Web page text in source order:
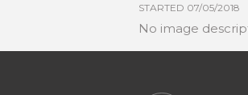
STARTED 07/05/2018
No image